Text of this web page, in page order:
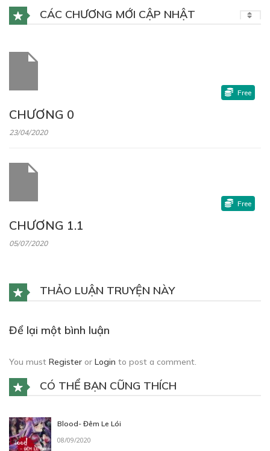
CÁC CHƯƠNG MỚI CẬP NHẬT
CHƯƠNG 0
23/04/2020
Free
CHƯƠNG 1.1
05/07/2020
Free
THẢO LUẬN TRUYỆN NÀY
Để lại một bình luận
You must Register or Login to post a comment.
CÓ THỂ BẠN CŨNG THÍCH
Blood- Đêm Le Lói
08/09/2020